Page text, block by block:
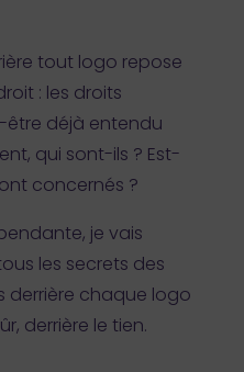
tout logo repose
: les droits
être déjà entendu
qui sont-ils ? Est-
concernés ?
je vais
les secrets des
derrière chaque logo
derrière le tien.